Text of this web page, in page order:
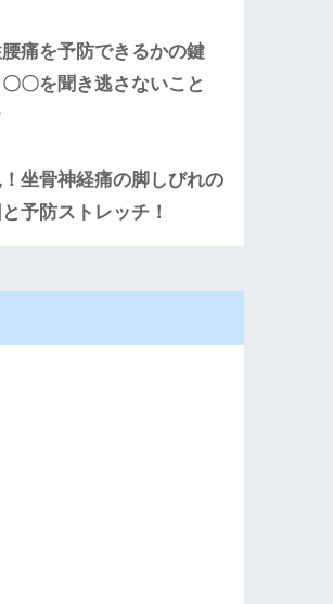
痛を予防できるかの鍵
〇を聞き逃さないこと
坐骨神経痛の脚しびれの
予防ストレッチ！